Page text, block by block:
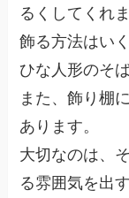
るくしてくれま
飾る方法はい
ひな人形のそ
また、飾り棚
あります。
大切なのは、
る雰囲気を出